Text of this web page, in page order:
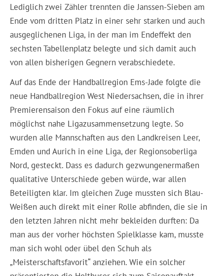
Lediglich zwei Zähler trennten die Janssen-Sieben am
Ende vom dritten Platz in einer sehr starken und auch
ausgeglichenen Liga, in der man im Endeffekt den
sechsten Tabellenplatz belegte und sich damit auch
von allen bisherigen Gegnern verabschiedete.
Auf das Ende der Handballregion Ems-Jade folgte die
neue Handballregion West Niedersachsen, die in ihrer
Premierensaison den Fokus auf eine räumlich
möglichst nahe Ligazusammensetzung legte. So
wurden alle Mannschaften aus den Landkreisen Leer,
Emden und Aurich in eine Liga, der Regionsoberliga
Nord, gesteckt. Dass es dadurch gezwungenermaßen
qualitative Unterschiede geben würde, war allen
Beteiligten klar. Im gleichen Zuge mussten sich Blau-
Weißen auch direkt mit einer Rolle abfinden, die sie in
den letzten Jahren nicht mehr bekleiden durften: Da
man aus der vorher höchsten Spielklasse kam, musste
man sich wohl oder übel den Schuh als
„Meisterschaftsfavorit“ anziehen. Wie ein solcher